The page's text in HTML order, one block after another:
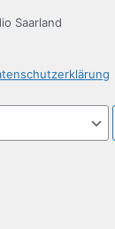
Saarland